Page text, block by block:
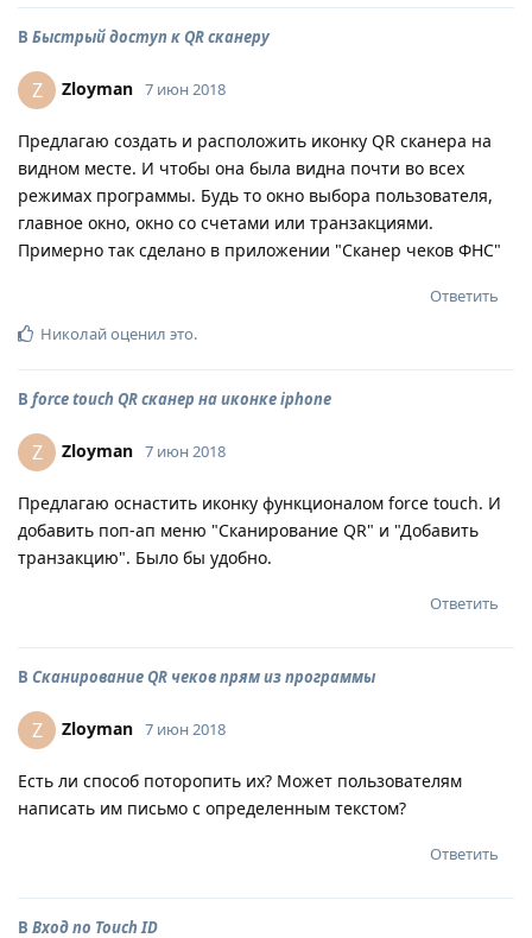
В Быстрый доступ к QR сканеру
Z Zloyman 7 июн 2018
Предлагаю создать и расположить иконку QR сканера на
видном месте. И чтобы она была видна почти во всех
режимах программы. Будь то окно выбора пользователя,
главное окно, окно со счетами или транзакциями.
Примерно так сделано в приложении "Сканер чеков ФНС"
Ответить
Николайоценил это.
В force touch QR сканер на иконке iphone
Z Zloyman 7 июн 2018
Предлагаю оснастить иконку функционалом force touch. И
добавить поп-ап меню "Сканирование QR" и "Добавить
транзакцию". Было бы удобно.
Ответить
В Сканирование QR чеков прям из программы
Z Zloyman 7 июн 2018
Есть ли способ поторопить их? Может пользователям
написать им письмо с определенным текстом?
Ответить
В Вход по Touch ID